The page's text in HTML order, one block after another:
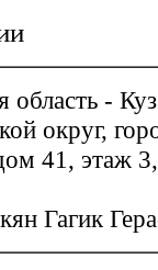
область -
округ,
41, этаж
Гагик